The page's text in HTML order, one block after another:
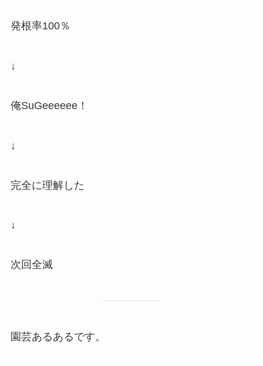
発根率100％
↓
俺SuGeeeeee！
↓
完全に理解した
↓
次回全滅
園芸あるあるです。